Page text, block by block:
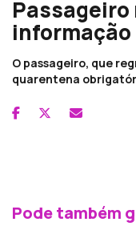
informação
O passageiro, que
quarentena
Pode também